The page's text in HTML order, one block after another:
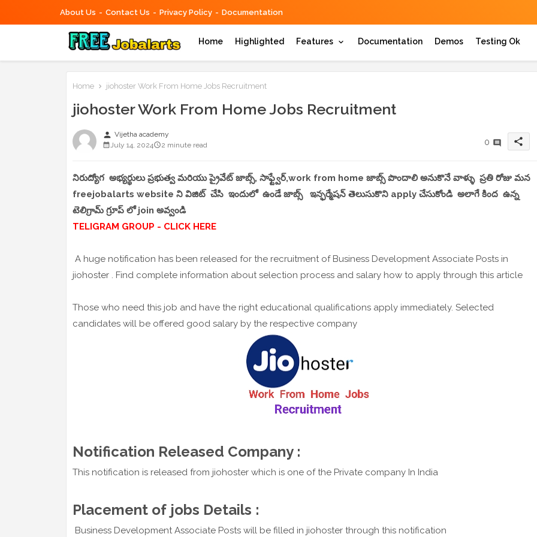
About Us Contact Us Privacy Policy Documentation
Home Highlighted Features Documentation Demos Testing Ok
Home jiohoster Work From Home Jobs Recruitment
jiohoster Work From Home Jobs Recruitment
person Vijetha academy
July 14, 2024
2 minute read 0 share
నిరుద్యోగ అభ్యర్థులు ప్రభుత్వ మరియు ప్రైవేట్ జాబ్స్, సాఫ్ట్వేర్,work from home జాబ్స్ పొందాలి అనుకొనే వాళ్ళు ప్రతి రోజు మన
freejobalarts website ని విజిట్ చేసి ఇందులో ఉండే జాబ్స్ ఇన్ఫర్మేషన్ తెలుసుకొని apply చేసుకోండి అలాగే కింద ఉన్న
టెలిగ్రామ్ గ్రూప్ లో join అవ్వండి
TELIGRAM GROUP - CLICK HERE
A huge notification has been released for the recruitment of Business Development Associate Posts in
jiohoster . Find complete information about selection process and salary how to apply through this article
Those who need this job and have the right educational qualifications apply immediately. Selected
candidates will be offered good salary by the respective company
Notification Released Company :
This notification is released from jiohoster which is one of the Private company In India
Placement of jobs Details :
Business Development Associate Posts will be filled in jiohoster through this notification